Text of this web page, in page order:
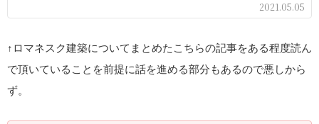
2021.05.05
↑ロマネスク建築についてまとめたこちらの記事をある程度読ん
で頂いていることを前提に話を進める部分もあるので悪しから
ず。